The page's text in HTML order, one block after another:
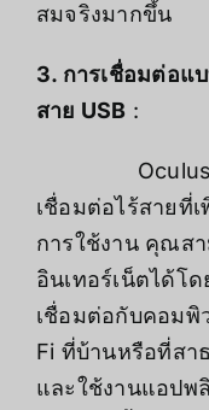
สมจริงมากขึ้น
3. การเชื่อมต่อแ
สาย USB :
Oculus
เชื่อมต่อไร้สายที่
การใช้งาน คุณส
อินเทอร์เน็ตได้โ
เชื่อมต่อกับคอมพิ
Fi ที่บ้านหรือที่สา
และใช้งานแอปพ